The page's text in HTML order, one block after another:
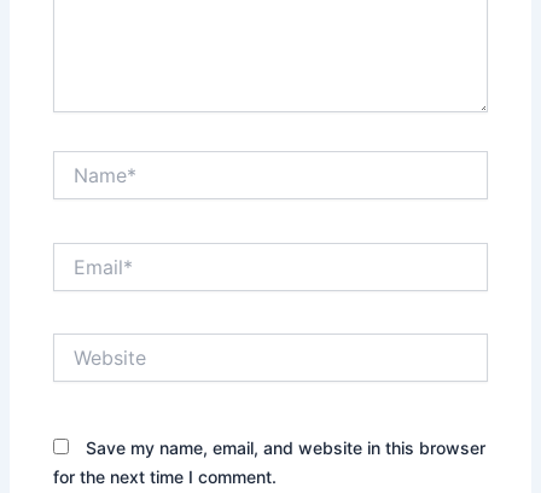
Save my name, email, and website in this browser
for the next time I comment.